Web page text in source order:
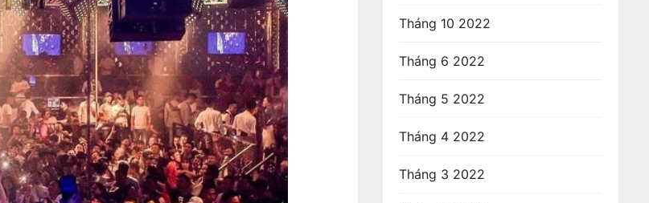
Tháng 10 2022
Tháng 6 2022
Tháng 5 2022
Tháng 4 2022
Tháng 3 2022